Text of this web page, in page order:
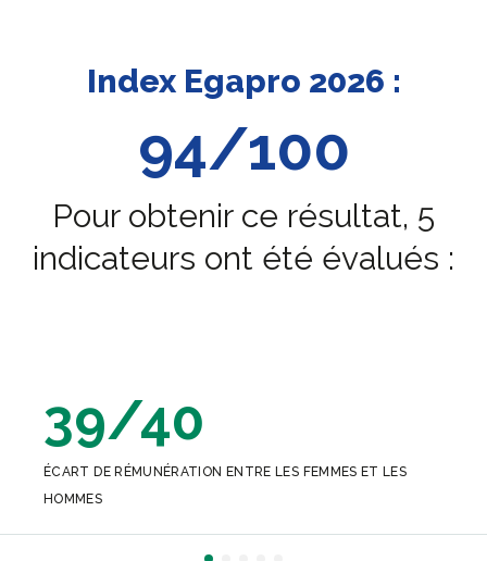
Index Egapro 2026 :
94/100
Pour obtenir ce résultat, 5
indicateurs ont été évalués :
39/40
ÉCART DE RÉMUNÉRATION ENTRE LES FEMMES ET LES
HOMMES